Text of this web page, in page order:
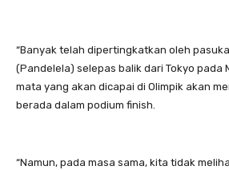
“Banyak telah dipertingkatkan oleh
(Pandelela) selepas balik dari Tokyo pada
mata yang akan dicapai di Olimpik akan
berada dalam podium finish.
“Namun, pada masa sama, kita tidak